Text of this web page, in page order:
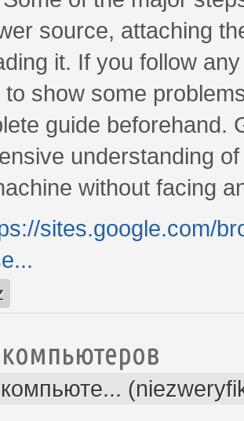
source, attaching
it. If you follow
to show some
guide beforehand.
understanding
without facing
sites.google.com/